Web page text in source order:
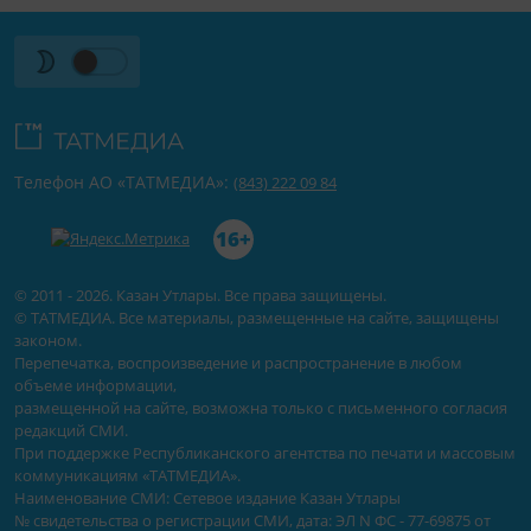
© 2011 - 2026. Казан Утлары. Все права защищены.
© ТАТМЕДИА. Все материалы, размещенные на сайте, защищены
законом.
Перепечатка, воспроизведение и распространение в любом
объеме информации,
размещенной на сайте, возможна только с письменного согласия
редакций СМИ.
При поддержке Республиканского агентства по печати и массовым
коммуникациям «ТАТМЕДИА».
Наименование СМИ: Сетевое издание Казан Утлары
№ свидетельства о регистрации СМИ, дата: ЭЛ N ФС - 77-69875 от
Телефон АО «ТАТМЕДИА»: (843) 222 09 84
16+